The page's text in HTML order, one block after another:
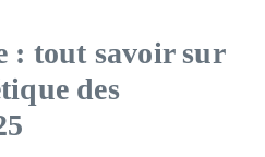
: tout savoir sur
des